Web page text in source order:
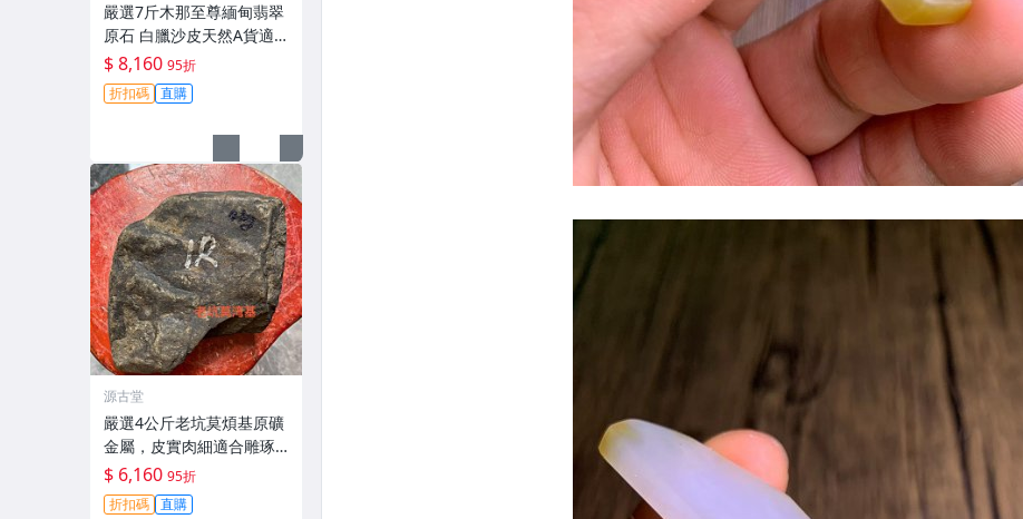
嚴選7斤木那至尊緬甸翡翠
原石 白臘沙皮天然A貨適
合掛件與取牌子 天然A貨
緬甸翡翠原石 7斤白臘沙皮
晴底肉質細潤 7斤木那天然
$ 8,160 95折
折扣碼 直購
源古堂
嚴選4公斤老坑莫煩基原礦
金屬，皮實肉細適合雕琢
的天然翡翠原石。天然翡
翠 翡翠玉石 A貨翡翠
$ 6,160 95折
折扣碼 直購